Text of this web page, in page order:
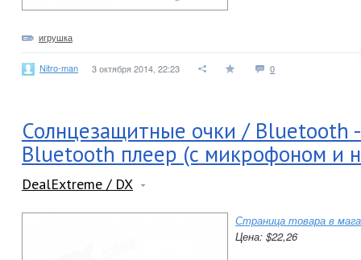
игрушка
Nitro-man 3 октября 2014, 22:23 0
Солнцезащитные очки / Bluetooth
Bluetooth плеер (с микрофоном и
DealExtreme / DX
Страница товара в
Цена: $22,26